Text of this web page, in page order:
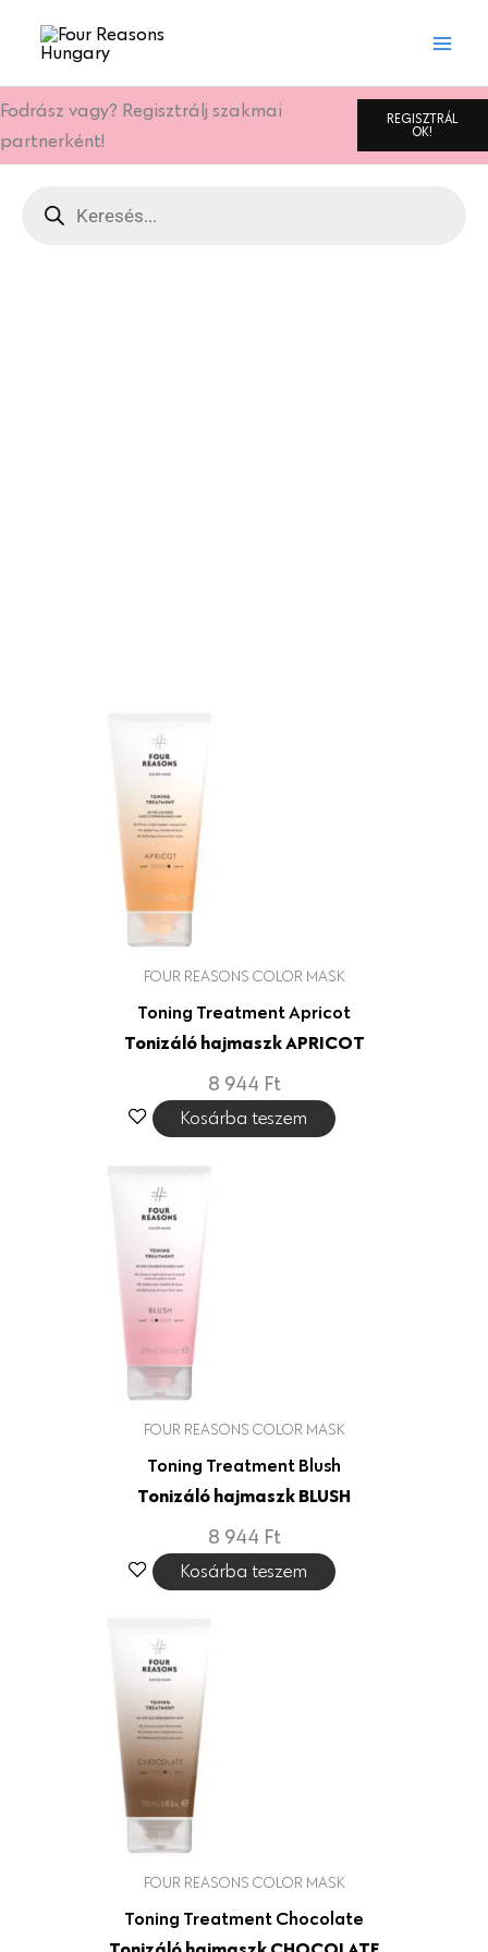
Fodrász vagy? Regisztrálj szakmai
partnerként!
REGISZTRÁL
OK!
search
FOUR REASONS COLOR MASK
Toning Treatment Apricot
Tonizáló hajmaszk APRICOT
8 944 Ft
Kosárba teszem
FOUR REASONS COLOR MASK
Toning Treatment Blush
Tonizáló hajmaszk BLUSH
8 944 Ft
Kosárba teszem
FOUR REASONS COLOR MASK
Toning Treatment Chocolate